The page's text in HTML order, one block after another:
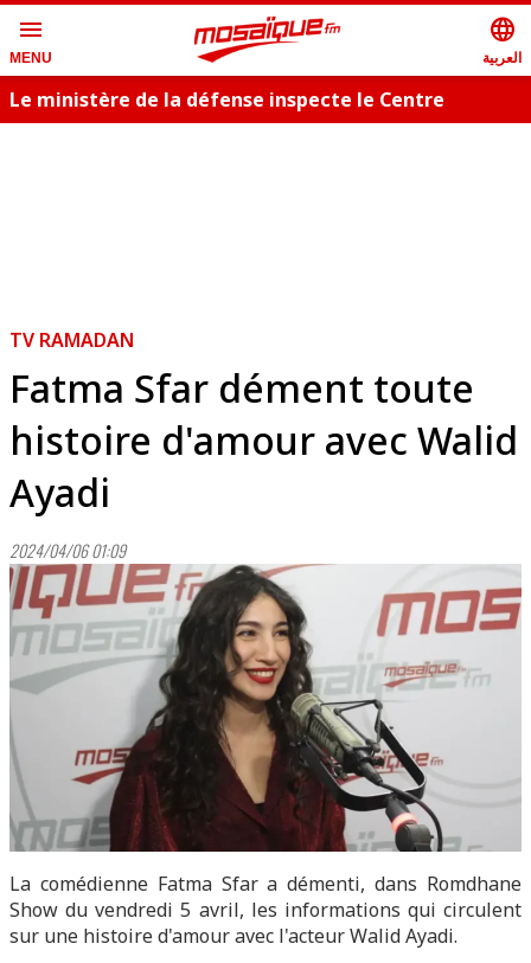
menu
MENU
language
العربية
Le ministère de la défense inspecte le Centre
TV RAMADAN
Fatma Sfar dément toute
histoire d'amour avec Walid
Ayadi
2024/04/06 01:09
La comédienne Fatma Sfar a démenti, dans Romdhane
Show du vendredi 5 avril, les informations qui circulent
sur une histoire d'amour avec l'acteur Walid Ayadi.